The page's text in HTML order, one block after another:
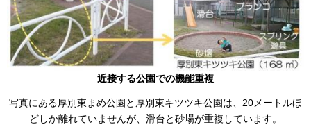
近接する公園での機能重複
写真にある厚別東まめ公園と厚別東キツツキ公園は、20メートルほ
どしか離れていませんが、滑台と砂場が重複しています。